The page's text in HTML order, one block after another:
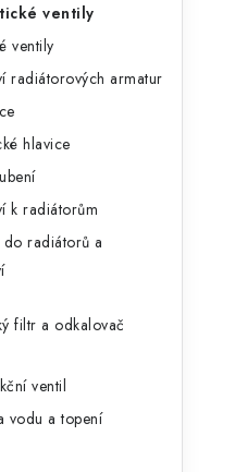
ventily
ventily
radiátorových armatur
hlavice
k radiátorům
do radiátorů a
filtr a odkalovač
ventil
vodu a topení